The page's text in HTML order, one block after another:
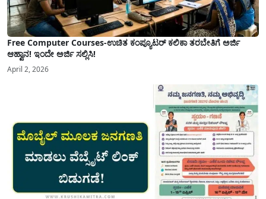
Free Computer Courses-ಉಚಿತ ಕಂಪ್ಯೂಟರ್ ಕಲಿಕಾ ತರಬೇತಿಗೆ ಅರ್ಜಿ
ಆಹ್ವಾನ! ಇಂದೇ ಅರ್ಜಿ ಸಲ್ಲಿಸಿ!
April 2, 2026